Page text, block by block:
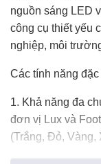
nguồn sáng LED
công cụ thiết yếu
nghiệp, môi
Các tính năng
1. Khả năng đa
đơn vị Lux và
(Trắng, Đỏ, Vàng,